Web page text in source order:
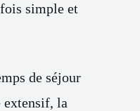
simple et
de séjour
extensif, la